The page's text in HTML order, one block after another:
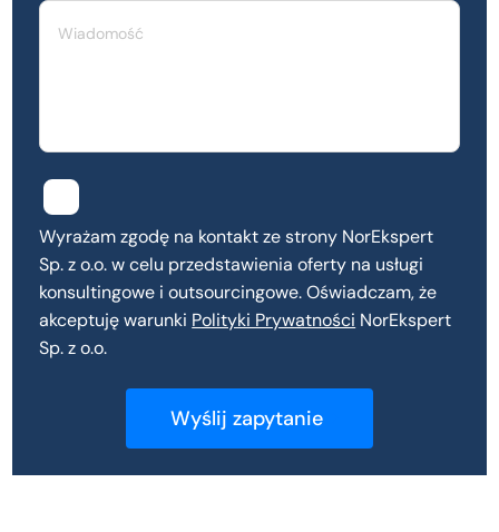
Wyrażam zgodę na kontakt ze strony NorEkspert
Sp. z o.o. w celu przedstawienia oferty na usługi
konsultingowe i outsourcingowe. Oświadczam, że
akceptuję warunki Polityki Prywatności NorEkspert
Sp. z o.o.